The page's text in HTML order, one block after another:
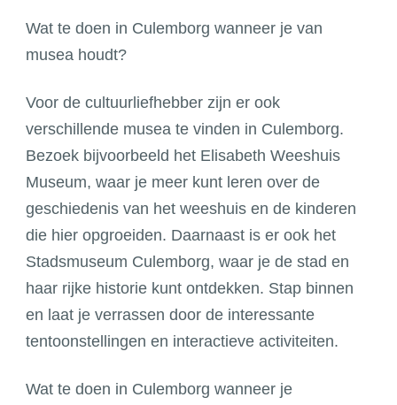
Wat te doen in Culemborg wanneer je van
musea houdt?
Voor de cultuurliefhebber zijn er ook
verschillende musea te vinden in Culemborg.
Bezoek bijvoorbeeld het Elisabeth Weeshuis
Museum, waar je meer kunt leren over de
geschiedenis van het weeshuis en de kinderen
die hier opgroeiden. Daarnaast is er ook het
Stadsmuseum Culemborg, waar je de stad en
haar rijke historie kunt ontdekken. Stap binnen
en laat je verrassen door de interessante
tentoonstellingen en interactieve activiteiten.
Wat te doen in Culemborg wanneer je